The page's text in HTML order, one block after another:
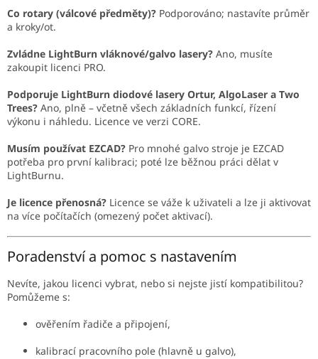
Co rotary (válcové předměty)? Podporováno; nastavíte průměr
a kroky/ot.
Zvládne LightBurn vláknové/galvo lasery? Ano, musíte
zakoupit licenci PRO.
Podporuje LightBurn diodové lasery Ortur, AlgoLaser a Two
Trees? Ano, plně – včetně všech základních funkcí, řízení
výkonu i náhledu. Licence ve verzi CORE.
Musím používat EZCAD? Pro mnohé galvo stroje je EZCAD
potřeba pro první kalibraci; poté lze běžnou práci dělat v
LightBurnu.
Je licence přenosná? Licence se váže k uživateli a lze ji aktivovat
na více počítačích (omezený počet aktivací).
Poradenství a pomoc s nastavením
Nevíte, jakou licenci vybrat, nebo si nejste jistí kompatibilitou?
Pomůžeme s:
ověřením řadiče a připojení,
kalibrací pracovního pole (hlavně u galvo),